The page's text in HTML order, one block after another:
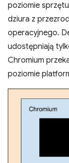
poziomie
dziura z
operacyjnego.
udostępniają
Chromium
poziomie